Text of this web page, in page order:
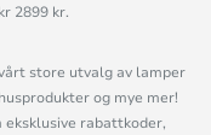
2899 kr.
store utvalg av lamper
og mye mer!
rabattkoder,